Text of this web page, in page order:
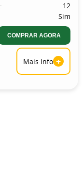
12
Sim
COMPRAR AGORA
Mais Info +